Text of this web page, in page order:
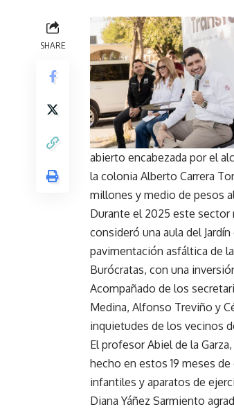
SHARE
abierto encabezada por el
la colonia Alberto Carrera
millones y medio de pesos
Durante el 2025 este
consideró una aula del
pavimentación asfáltica de
Burócratas, con una
Acompañado de los
Medina, Alfonso Treviño y
inquietudes de los vecinos
El profesor Abiel de la
hecho en estos 19 meses
infantiles y aparatos de
Diana Yáñez Sarmiento